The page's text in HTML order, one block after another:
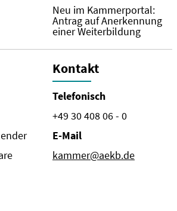
Neu im Kammerportal:
Antrag auf Anerkennung
einer Weiterbildung
Kontakt
Telefonisch
+49 30 408 06 - 0
E-Mail
kammer@aekb.de